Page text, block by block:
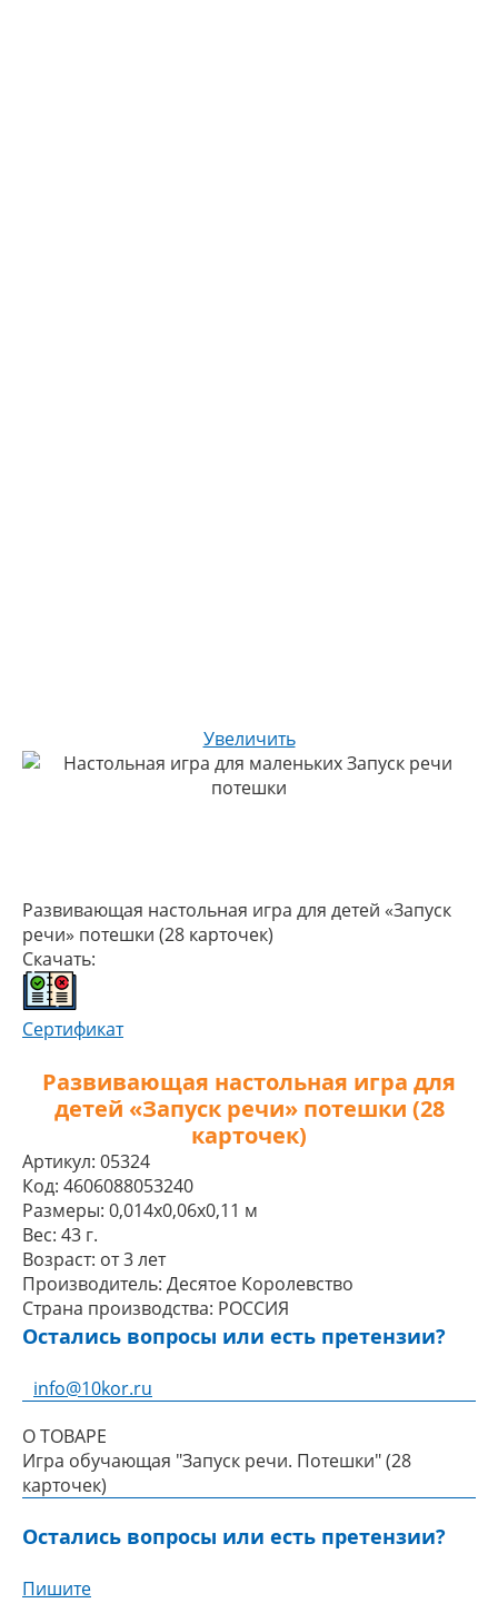
Увеличить
Развивающая настольная игра для детей «Запуск
речи» потешки (28 карточек)
Скачать:
Сертификат
Развивающая настольная игра для
детей «Запуск речи» потешки (28
карточек)
Артикул: 05324
Код: 4606088053240
Размеры: 0,014x0,06x0,11 м
Вес: 43 г.
Возраст: от 3 лет
Производитель: Десятое Королевство
Страна производства: РОССИЯ
Остались вопросы или есть претензии?
info@10kor.ru
О ТОВАРЕ
Игра обучающая "Запуск речи. Потешки" (28
карточек)
Остались вопросы или есть претензии?
Пишите